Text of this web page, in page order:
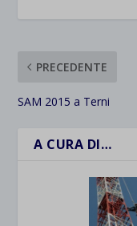
PRECEDENTE
SAM 2015 a Terni
A CURA DI…